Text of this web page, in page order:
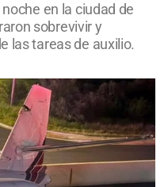
en la ciudad de
sobrevivir y
las tareas de auxilio.